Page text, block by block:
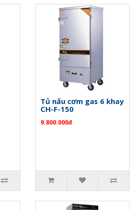
Tủ nấu cơm gas 6 khay
CH-F-150
9.800.000đ